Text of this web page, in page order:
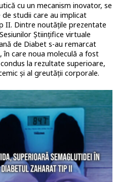
cu un mecanism inovator, se
studii care au implicat
II. Dintre noutățile prezentate
Științifice virtuale
de Diabet s-au remarcat
în care noua moleculă a fost
la rezultate superioare,
și al greutății corporale.